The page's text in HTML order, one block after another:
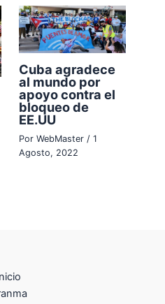
Cuba agradece
al mundo por
apoyo contra el
bloqueo de
EE.UU
Por WebMaster / 1
Agosto, 2022